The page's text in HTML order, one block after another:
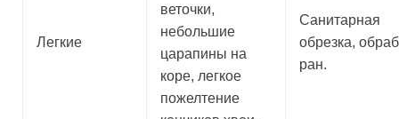
Легкие
веточки,
небольшие
царапины на
коре, легкое
пожелтение
Санитарная
обрезка,
ран.